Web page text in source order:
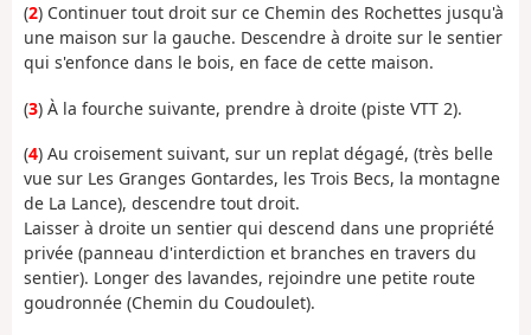
(2) Continuer tout droit sur ce Chemin des Rochettes jusqu'à
une maison sur la gauche. Descendre à droite sur le sentier
qui s'enfonce dans le bois, en face de cette maison.
(3) À la fourche suivante, prendre à droite (piste VTT 2).
(4) Au croisement suivant, sur un replat dégagé, (très belle
vue sur Les Granges Gontardes, les Trois Becs, la montagne
de La Lance), descendre tout droit.
Laisser à droite un sentier qui descend dans une propriété
privée (panneau d'interdiction et branches en travers du
sentier). Longer des lavandes, rejoindre une petite route
goudronnée (Chemin du Coudoulet).